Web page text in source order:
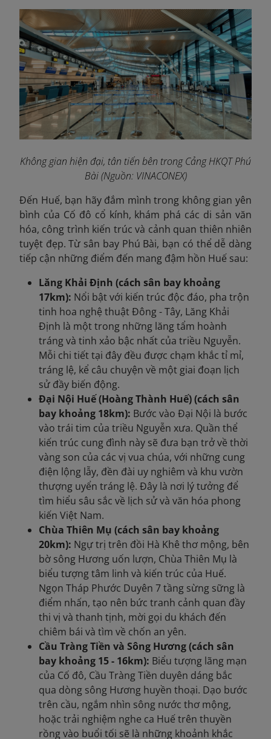
Không gian hiện đại, tân tiến bên trong Cảng HKQT Phú
Bài(Nguồn: VINACONEX)
Đến Huế, bạn hãy đắm mình trong không gian yên
bình của Cố đô cổ kính, khám phá các di sản văn
hóa, công trình kiến trúc và cảnh quan thiên nhiên
tuyệt đẹp. Từ sân bay Phú Bài, bạn có thể dễ dàng
tiếp cận những điểm đến mang đậm hồn Huế sau:
Lăng Khải Định (cách sân bay khoảng
17km): Nổi bật với kiến trúc độc đáo, pha trộn
tinh hoa nghệ thuật Đông - Tây, Lăng Khải
Định là một trong những lăng tẩm hoành
tráng và tinh xảo bậc nhất của triều Nguyễn.
Mỗi chi tiết tại đây đều được chạm khắc tỉ mỉ,
tráng lệ, kể câu chuyện về một giai đoạn lịch
sử đầy biến động.
Đại Nội Huế (Hoàng Thành Huế) (cách sân
bay khoảng 18km): Bước vào Đại Nội là bước
vào trái tim của triều Nguyễn xưa. Quần thể
kiến trúc cung đình này sẽ đưa bạn trở về thời
vàng son của các vị vua chúa, với những cung
điện lộng lẫy, đền đài uy nghiêm và khu vườn
thượng uyển tráng lệ. Đây là nơi lý tưởng để
tìm hiểu sâu sắc về lịch sử và văn hóa phong
kiến Việt Nam.
Chùa Thiên Mụ (cách sân bay khoảng
20km): Ngự trị trên đồi Hà Khê thơ mộng, bên
bờ sông Hương uốn lượn, Chùa Thiên Mụ là
biểu tượng tâm linh và kiến trúc của Huế.
Ngọn Tháp Phước Duyên 7 tầng sừng sững là
điểm nhấn, tạo nên bức tranh cảnh quan đầy
thi vị và thanh tịnh, mời gọi du khách đến
chiêm bái và tìm về chốn an yên.
Cầu Tràng Tiền và Sông Hương (cách sân
bay khoảng 15 - 16km): Biểu tượng lãng mạn
của Cố đô, Cầu Tràng Tiền duyên dáng bắc
qua dòng sông Hương huyền thoại. Dạo bước
trên cầu, ngắm nhìn sông nước thơ mộng,
hoặc trải nghiệm nghe ca Huế trên thuyền
rồng vào buổi tối sẽ là những khoảnh khắc